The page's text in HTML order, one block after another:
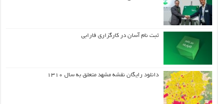
ثبت نام آسان در کارگزاری فارابی
دانلود رایگان نقشه مشهد متعلق به سال ۱۳۱۰